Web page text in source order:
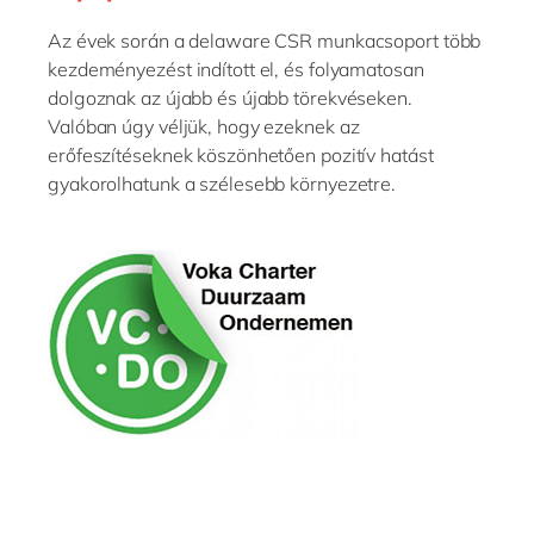
Az évek során a delaware CSR munkacsoport több
kezdeményezést indított el, és folyamatosan
dolgoznak az újabb és újabb törekvéseken.
Valóban úgy véljük, hogy ezeknek az
erőfeszítéseknek köszönhetően pozitív hatást
gyakorolhatunk a szélesebb környezetre.